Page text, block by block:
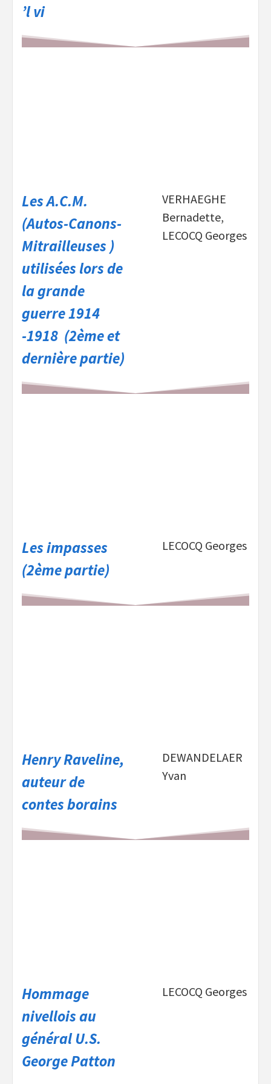
’l vi
Les A.C.M.
(Autos-Canons-
Mitrailleuses )
utilisées lors de
la grande
guerre 1914
-1918 (2ème et
dernière partie)
VERHAEGHE
Bernadette,
LECOCQ Georges
Les impasses
(2ème partie)
LECOCQ Georges
Henry Raveline,
auteur de
contes borains
DEWANDELAER
Yvan
Hommage
nivellois au
général U.S.
George Patton
LECOCQ Georges